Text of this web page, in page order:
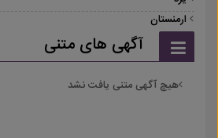
ارمنستان
آگهی های متنی
هیچ آگهی متنی یافت نشد